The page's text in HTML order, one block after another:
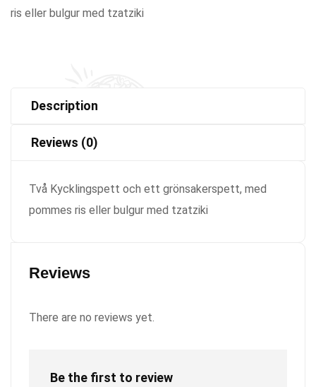
ris eller bulgur med tzatziki
Description
Reviews (0)
Två Kycklingspett och ett grönsakerspett, med
pommes ris eller bulgur med tzatziki
Reviews
There are no reviews yet.
Be the first to review